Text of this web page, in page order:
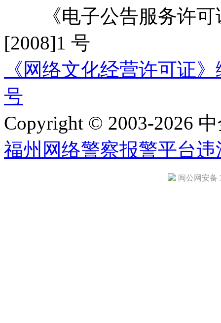
《电子公告服务许可
[2008]1 号
《网络文化经营许可证
号
Copyright © 2003-2026
福州网络警察报警平台违
闽公网安备